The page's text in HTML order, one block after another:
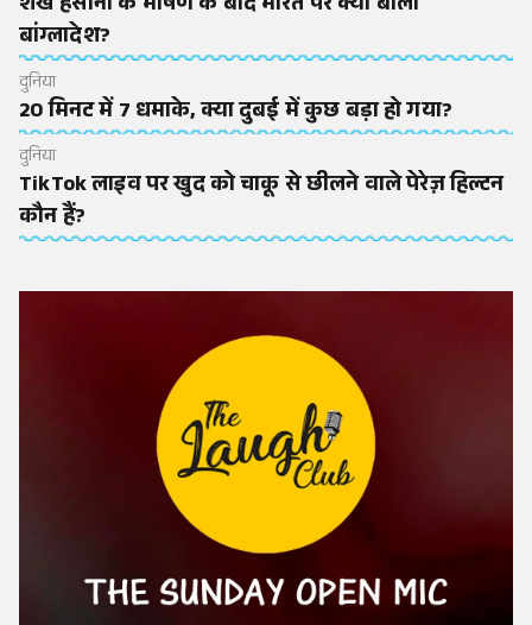
बांग्लादेश?
दुनिया
20 मिनट में 7 धमाके, क्या दुबई में कुछ बड़ा हो गया?
दुनिया
TikTok लाइव पर खुद को चाकू से छीलने वाले पेरेज़ हिल्टन
कौन हैं?